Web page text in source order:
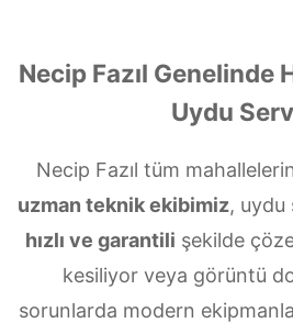
Necip Fazıl Genelinde
Uydu
Necip Fazıl tüm
uzman teknik ekibimiz, uydu
hızlı ve garantili şekilde
kesiliyor veya görüntü
sorunlarda modern